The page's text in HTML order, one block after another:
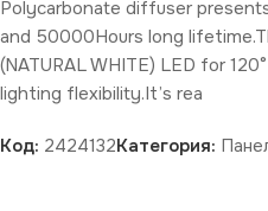
Polycarbonate diffuser
and 50000Hours long
(NATURAL WHITE) LED for
lighting flexibility.It’s rea
Код: 2424132Категория: